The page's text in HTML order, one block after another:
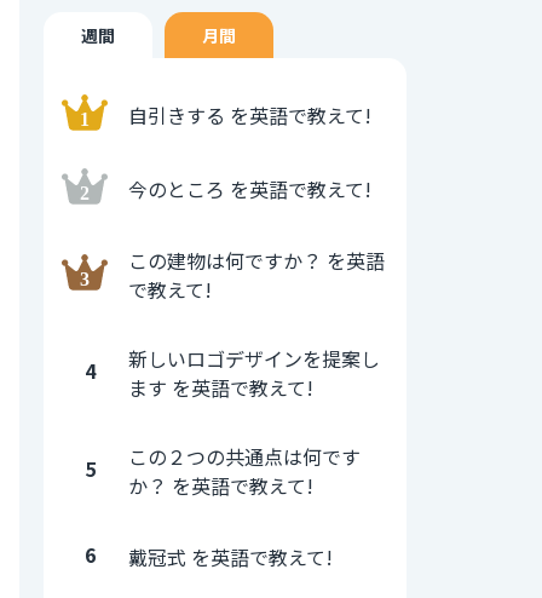
週間 月間
自引きする を英語で教えて!
今のところ を英語で教えて!
この建物は何ですか？ を英語
で教えて!
4
新しいロゴデザインを提案し
ます を英語で教えて!
5
この２つの共通点は何です
か？ を英語で教えて!
6 戴冠式 を英語で教えて!